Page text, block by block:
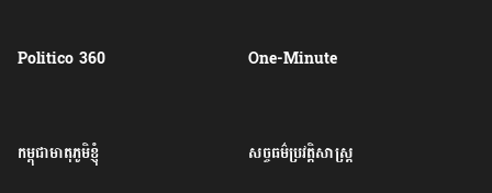
Politico 360 One-Minute
កម្ពុជាមាតុភូមិខ្ញុំ សច្ចធម៌ប្រវត្តិសាស្ត្រ